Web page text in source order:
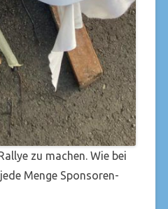
zu machen. Wie bei
Menge Sponsoren-